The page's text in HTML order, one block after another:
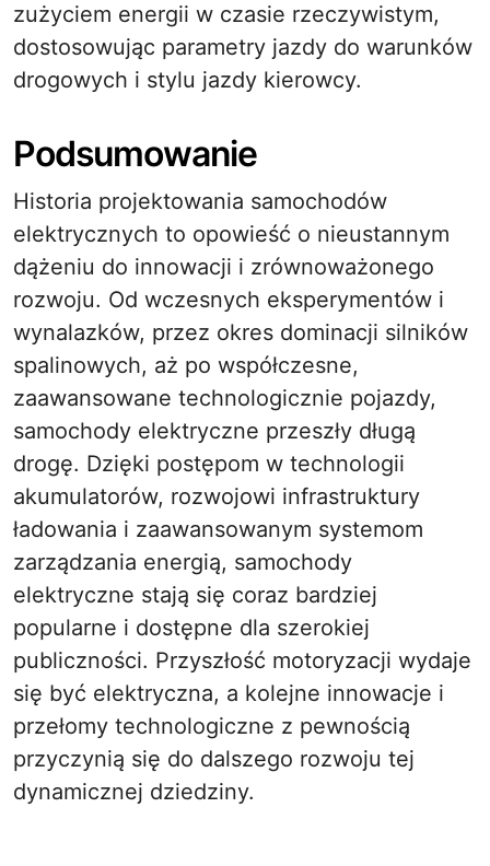
zużyciem energii w czasie rzeczywistym,
dostosowując parametry jazdy do warunków
drogowych i stylu jazdy kierowcy.
Podsumowanie
Historia projektowania samochodów
elektrycznych to opowieść o nieustannym
dążeniu do innowacji i zrównoważonego
rozwoju. Od wczesnych eksperymentów i
wynalazków, przez okres dominacji silników
spalinowych, aż po współczesne,
zaawansowane technologicznie pojazdy,
samochody elektryczne przeszły długą
drogę. Dzięki postępom w technologii
akumulatorów, rozwojowi infrastruktury
ładowania i zaawansowanym systemom
zarządzania energią, samochody
elektryczne stają się coraz bardziej
popularne i dostępne dla szerokiej
publiczności. Przyszłość motoryzacji wydaje
się być elektryczna, a kolejne innowacje i
przełomy technologiczne z pewnością
przyczynią się do dalszego rozwoju tej
dynamicznej dziedziny.